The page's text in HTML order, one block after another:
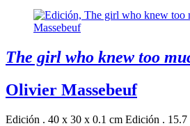
The girl who knew too
Olivier Massebeuf
Edición . 40 x 30 x 0.1 cm Edición . 15.7